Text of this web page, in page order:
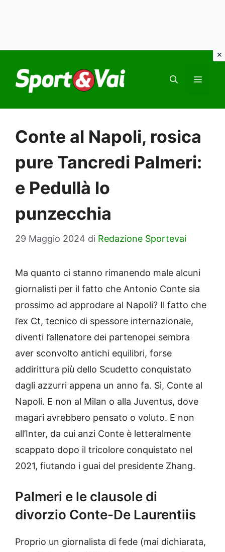
contenuto
Conte al Napoli, rosica
pure Tancredi Palmeri:
e Pedullà lo
punzecchia
29 Maggio 2024 di Redazione Sportevai
Ma quanto ci stanno rimanendo male alcuni
giornalisti per il fatto che Antonio Conte sia
prossimo ad approdare al Napoli? Il fatto che
l’ex Ct, tecnico di spessore internazionale,
diventi l’allenatore dei partenopei sembra
aver sconvolto antichi equilibri, forse
addirittura più dello Scudetto conquistato
dagli azzurri appena un anno fa. Sì, Conte al
Napoli. E non al Milan o alla Juventus, dove
magari avrebbero pensato o voluto. E non
all’Inter, da cui anzi Conte è letteralmente
scappato dopo il tricolore conquistato nel
2021, fiutando i guai del presidente Zhang.
Palmeri e le clausole di
divorzio Conte-De Laurentiis
Proprio un giornalista di fede (mai dichiarata,